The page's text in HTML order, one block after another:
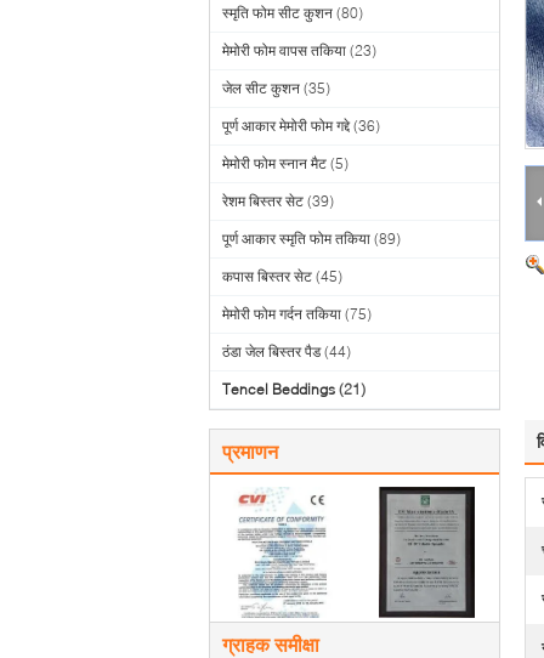
स्मृति फोम सीट कुशन (80)
मेमोरी फोम वापस तकिया (23)
जेल सीट कुशन (35)
पूर्ण आकार मेमोरी फोम गद्दे (36)
मेमोरी फोम स्नान मैट (5)
रेशम बिस्तर सेट (39)
पूर्ण आकार स्मृति फोम तकिया (89)
कपास बिस्तर सेट (45)
मेमोरी फोम गर्दन तकिया (75)
ठंडा जेल बिस्तर पैड (44)
Tencel Beddings (21)
प्रमाणन
ग्राहक समीक्षा